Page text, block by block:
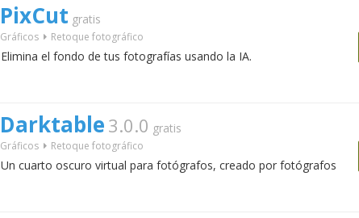
PixCut gratis
Gráficos Retoque fotográfico
Elimina el fondo de tus fotografías usando la IA.
Darktable 3.0.0 gratis
Gráficos Retoque fotográfico
Un cuarto oscuro virtual para fotógrafos, creado por fotógrafos